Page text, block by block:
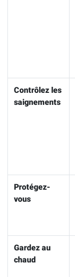
Contrôlez les
saignements
Protégez-
vous
Gardez au
chaud